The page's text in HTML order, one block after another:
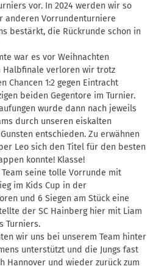
vor. In 2024 werden wir so
anderen Vorrundenturniere
bestärkt, die Rückrunde schon in
war es vor Weihnachten
Halbfinale verloren wir trotz
Chancen 1:2 gegen Eintracht
beiden Gegentore im Turnier.
wurde dann nach jeweils
durch unseren eiskalten
entschieden. Zu erwähnen
Leo sich den Titel für den besten
konnte! Klasse!
seine tolle Vorrunde mit
im Kids Cup in der
und 6 Siegen am Stück eine
der SC Hainberg hier mit Liam
Turniers.
wir uns bei unserem Team hinter
unterstützt und die Jungs fast
Hannover und wieder zurück zum